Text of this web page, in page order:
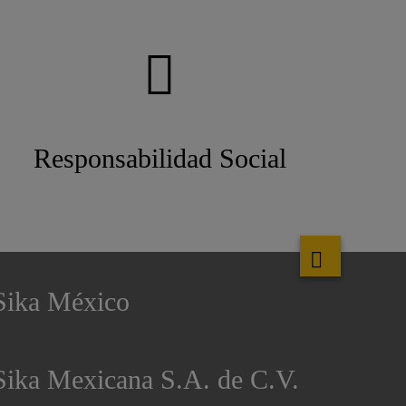
Responsabilidad Social
México
Mexicana S.A. de C.V.